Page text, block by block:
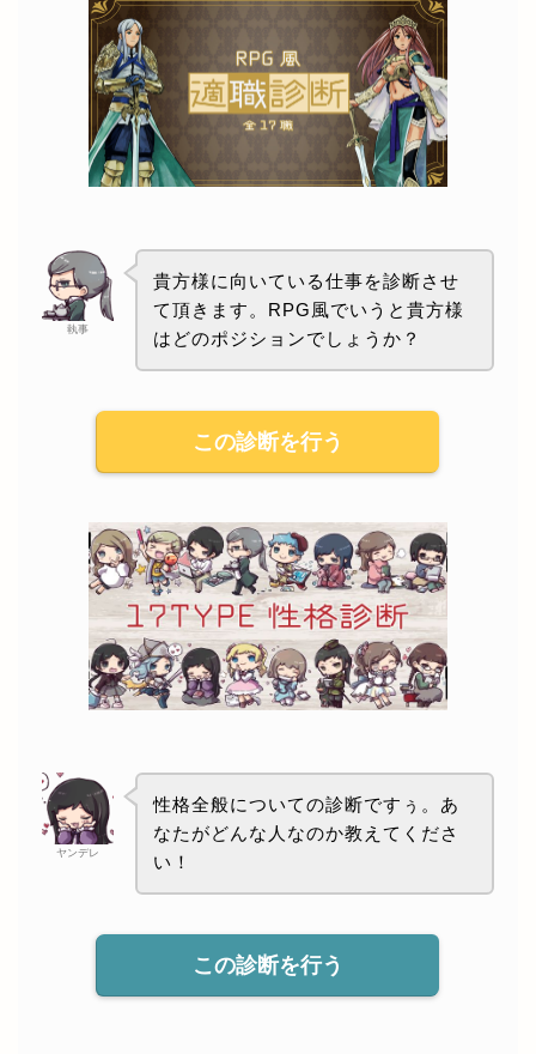
執事
貴方様に向いている仕事を診断させ
て頂きます。RPG風でいうと貴方様
はどのポジションでしょうか？
この診断を行う
ヤンデレ
性格全般についての診断ですぅ。あ
なたがどんな人なのか教えてくださ
い！
この診断を行う